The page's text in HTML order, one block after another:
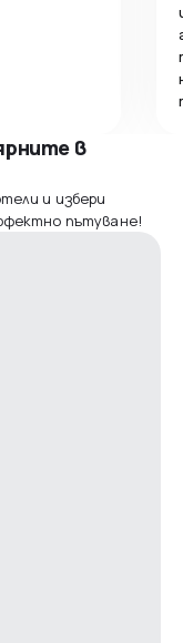
в
и избери
пътуване!